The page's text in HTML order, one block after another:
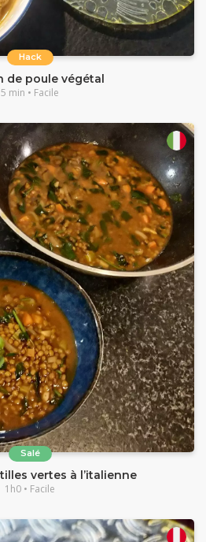
Hack
de poule végétal
5 min • Facile
Salé
vertes à l’italienne
1h0 • Facile